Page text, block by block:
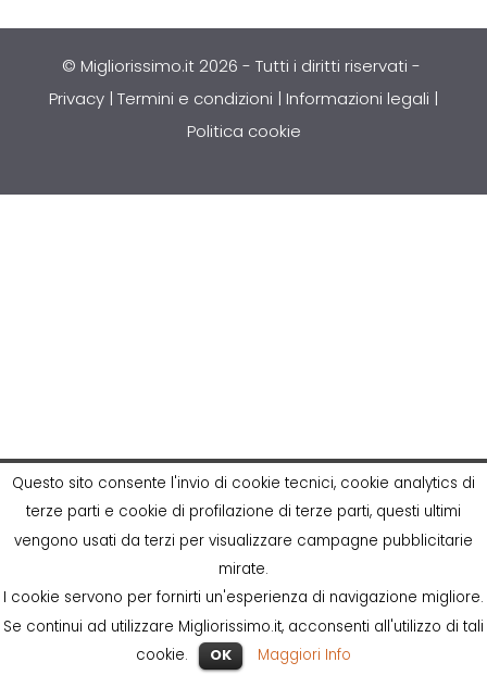
Questo sito consente l'invio di cookie tecnici, cookie analytics di
terze parti e cookie di profilazione di terze parti, questi ultimi
vengono usati da terzi per visualizzare campagne pubblicitarie
mirate.
I cookie servono per fornirti un'esperienza di navigazione migliore.
Se continui ad utilizzare Migliorissimo.it, acconsenti all'utilizzo di tali
cookie.
OK Maggiori Info
© Migliorissimo.it 2026 - Tutti i diritti riservati -
Privacy | Termini e condizioni | Informazioni legali |
Politica cookie